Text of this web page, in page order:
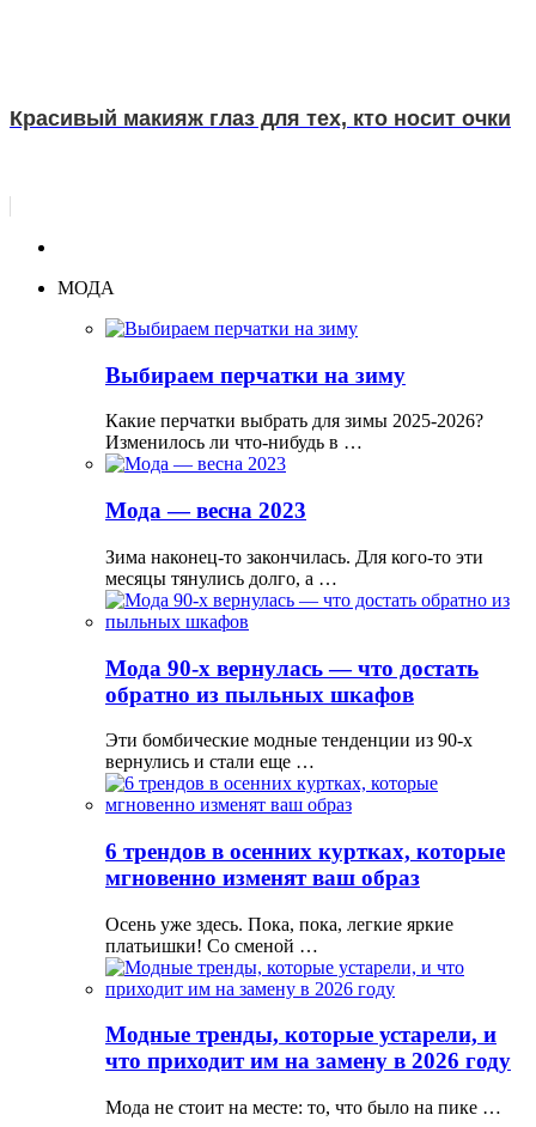
Красивый макияж глаз для тех, кто носит очки
МОДА
Выбираем перчатки на зиму
Какие перчатки выбрать для зимы 2025-2026?
Изменилось ли что-нибудь в …
Мода — весна 2023
Зима наконец-то закончилась. Для кого-то эти
месяцы тянулись долго, а …
Мода 90-х вернулась — что достать
обратно из пыльных шкафов
Эти бомбические модные тенденции из 90-х
вернулись и стали еще …
6 трендов в осенних куртках, которые
мгновенно изменят ваш образ
Осень уже здесь. Пока, пока, легкие яркие
платьишки! Со сменой …
Модные тренды, которые устарели, и
что приходит им на замену в 2026 году
Мода не стоит на месте: то, что было на пике …